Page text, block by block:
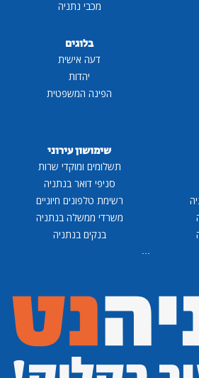
מכבי נתניה
בלוגים
דעה אישית
יהדות
הפינה המשפטית
שימושון עירוני
תשלומים ומוקדי שרות
סניפי דואר בנתניה
רשימת טלפונים חיוניים
משרדי ממשלה בנתניה
בנקים בנתניה